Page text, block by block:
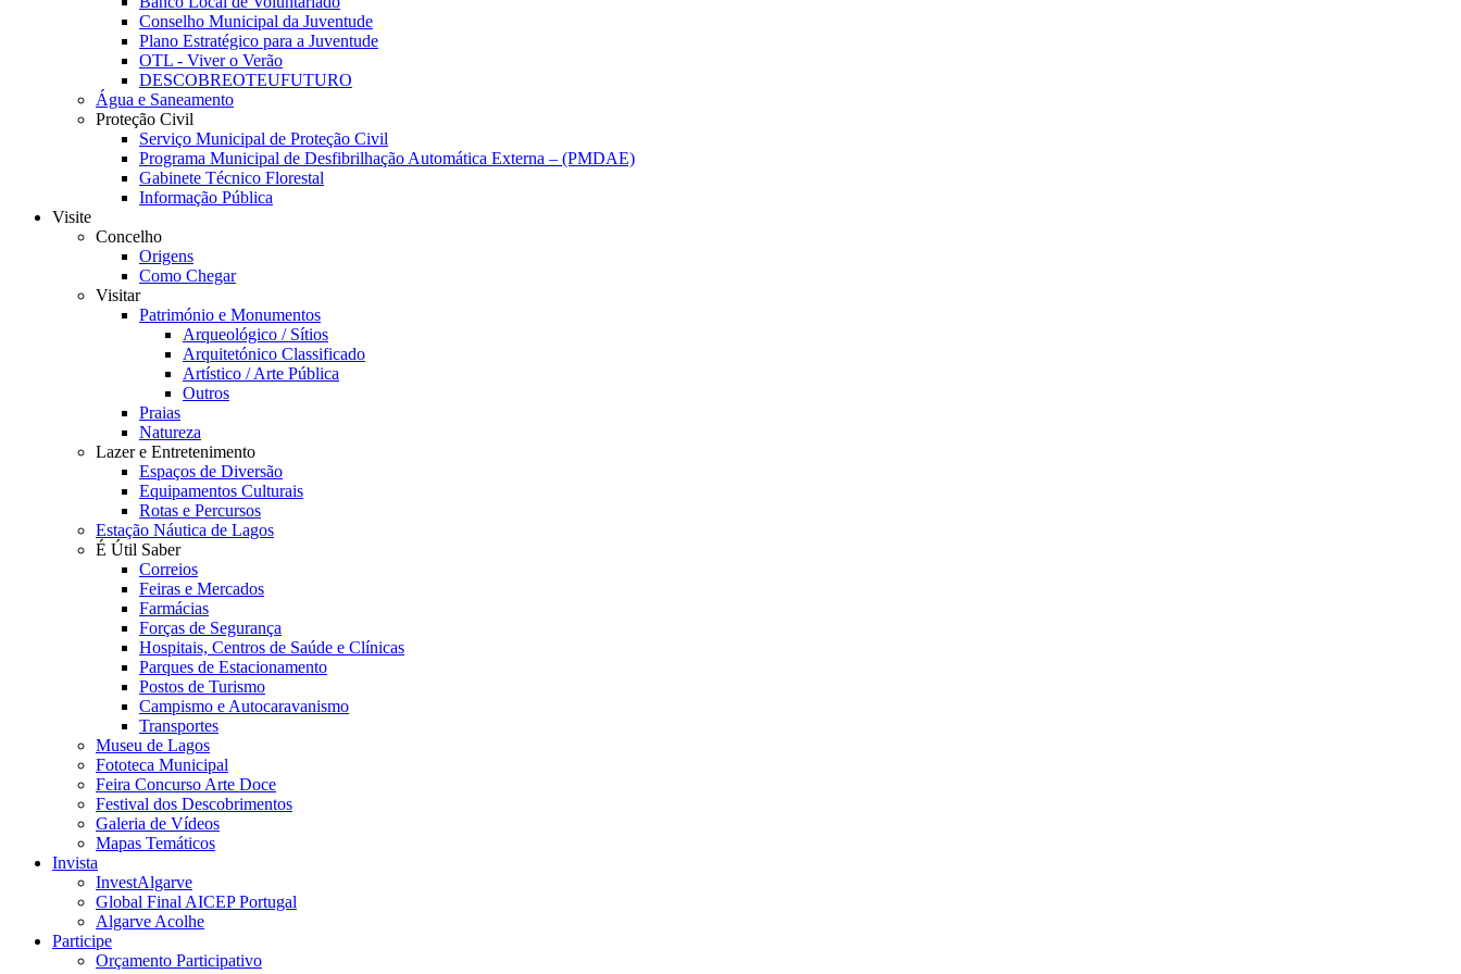
Conselho Municipal da Juventude
Plano Estratégico para a Juventude
OTL - Viver o Verão
DESCOBREOTEUFUTURO
Água e Saneamento
Proteção Civil
Serviço Municipal de Proteção Civil
Programa Municipal de Desfibrilhação Automática Externa – (PMDAE)
Gabinete Técnico Florestal
Informação Pública
Visite
Concelho
Origens
Como Chegar
Visitar
Património e Monumentos
Arqueológico / Sítios
Arquitetónico Classificado
Artístico / Arte Pública
Outros
Praias
Natureza
Lazer e Entretenimento
Espaços de Diversão
Equipamentos Culturais
Rotas e Percursos
Estação Náutica de Lagos
É Útil Saber
Correios
Feiras e Mercados
Farmácias
Forças de Segurança
Hospitais, Centros de Saúde e Clínicas
Parques de Estacionamento
Postos de Turismo
Campismo e Autocaravanismo
Transportes
Museu de Lagos
Fototeca Municipal
Feira Concurso Arte Doce
Festival dos Descobrimentos
Galeria de Vídeos
Mapas Temáticos
Invista
InvestAlgarve
Global Final AICEP Portugal
Algarve Acolhe
Participe
Orçamento Participativo